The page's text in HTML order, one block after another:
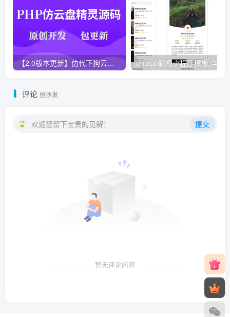
【2.0版本更新】仿代下狗云盘精灵源码，PHP素材代下载搜索引擎系统运营版本，持续更新中
评论 抢沙发
欢迎您留下宝贵的见解！ 提交
暂无评论内容